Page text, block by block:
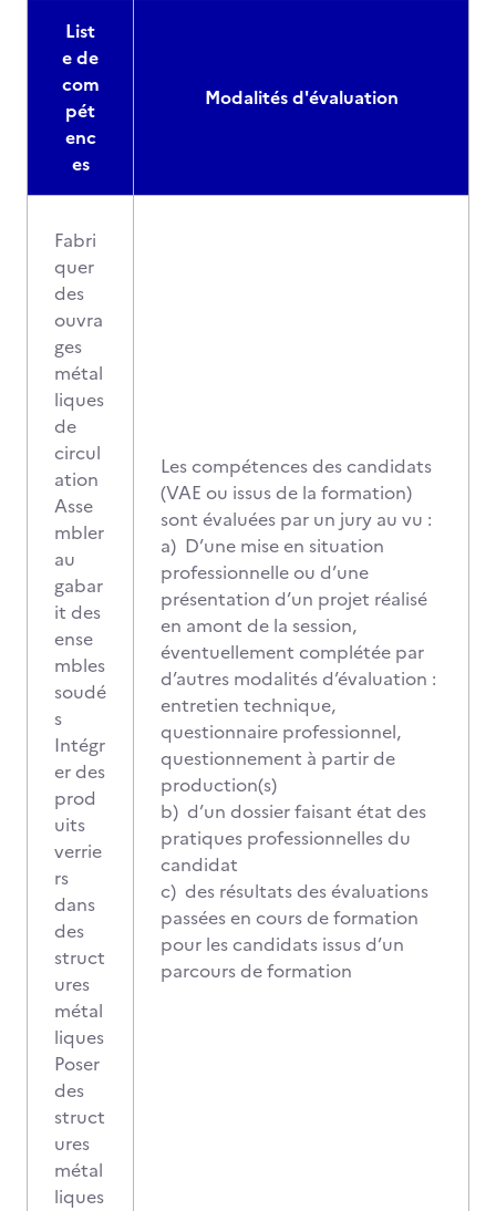
List
e de
com
pét
enc
es
Modalités d'évaluation
Fabri
quer
des
ouvra
ges
métal
liques
de
circul
ation
Asse
mbler
au
gabar
it des
ense
mbles
soudé
s
Intégr
er des
prod
uits
verrie
rs
dans
des
struct
ures
métal
liques
Poser
des
struct
ures
métal
liques
Les compétences des candidats
(VAE ou issus de la formation)
sont évaluées par un jury au vu :
a) D’une mise en situation
professionnelle ou d’une
présentation d’un projet réalisé
en amont de la session,
éventuellement complétée par
d’autres modalités d’évaluation :
entretien technique,
questionnaire professionnel,
questionnement à partir de
production(s)
b) d’un dossier faisant état des
pratiques professionnelles du
candidat
c) des résultats des évaluations
passées en cours de formation
pour les candidats issus d’un
parcours de formation